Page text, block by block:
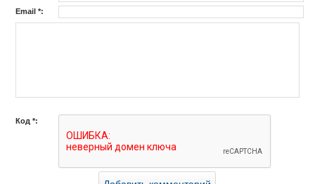
Email *:
Код *: